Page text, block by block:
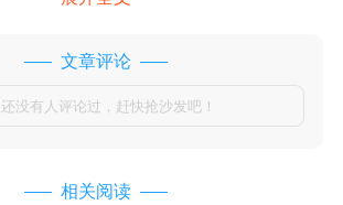
文章评论
还没有人评论过，赶快抢沙发吧！
相关阅读